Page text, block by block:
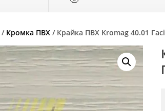
/ Кромка ПВХ / Крайка ПВХ Kromag 40.01